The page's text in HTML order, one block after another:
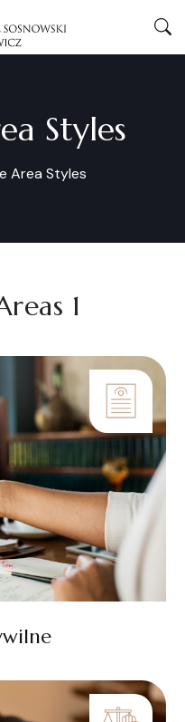
Styles
Area Styles
1